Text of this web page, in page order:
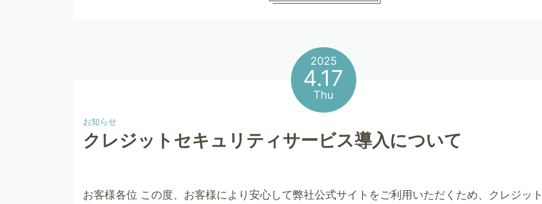
2025
4.17
Thu
お知らせ
クレジットセキュリティサービス導入について
お客様各位 この度、お客様により安心して弊社公式サイトをご利用いただくため、クレジッ